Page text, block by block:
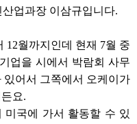
산업과장 이삼규입니다.
12월까지인데 현재 7월 중
업을 시에서 박람회 사무
어서 그쪽에서 오케이가
요.
미국에 가서 활동할 수 있